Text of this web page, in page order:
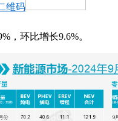
维码
，环比增长9.6%。